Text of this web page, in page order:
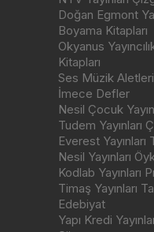
Doğan Egmont
Boyama Kitapları
Okyanus
Kitapları
Ses Müzik
İmece Defler
Nesil Çocuk
Tudem Yayınları
Everest Yayınları
Nesil Yayınları
Kodlab Yayınları
Timaş Yayınları
Edebiyat
Yapı Kredi